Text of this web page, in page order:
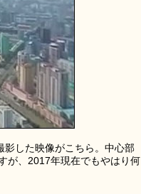
影した映像がこちら。中心部
が、2017年現在でもやはり何